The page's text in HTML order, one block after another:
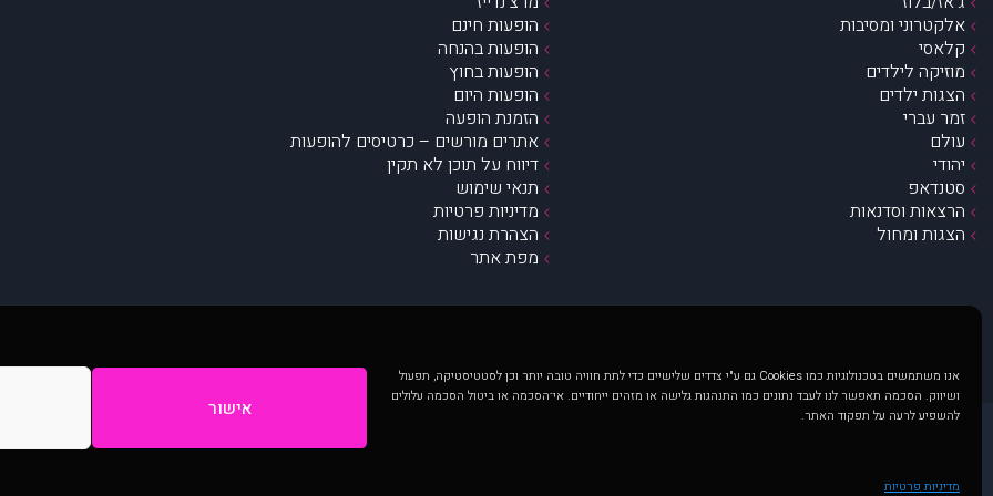
אנו משתמשים בטכנולוגיות כמו Cookies גם ע"י צדדים שלישיים כדי לתת חוויה טובה יותר וכן לסטטיסטיקה, תפעול
ושיווק. הסכמה תאפשר לנו לעבד נתונים כמו התנהגות גלישה או מזהים ייחודיים. אי־הסכמה או ביטול הסכמה עלולים
להשפיע לרעה על תפקוד האתר.
אישור
מדיניות פרטיות
אלקטרוני ומסיבות
קלאסי
מוזיקה לילדים
הצגות ילדים
זמר עברי
עולם
יהודי
סטנדאפ
הרצאות וסדנאות
הצגות ומחול
הופעות חינם
הופעות בהנחה
הופעות בחוץ
הופעות היום
הזמנת הופעה
אתרים מורשים – כרטיסים להופעות
דיווח על תוכן לא תקין
תנאי שימוש
מדיניות פרטיות
הצהרת נגישות
מפת אתר